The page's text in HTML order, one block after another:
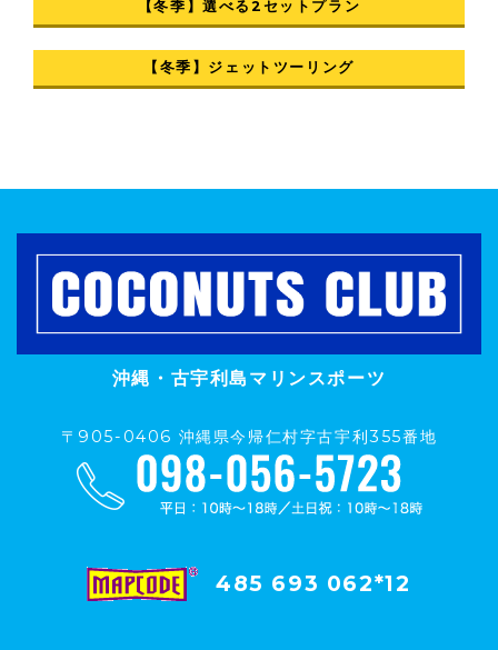
【冬季】選べる2セットプラン
【冬季】ジェットツーリング
沖縄・古宇利島マリンスポーツ
〒905-0406 沖縄県今帰仁村字古宇利355番地
485 693 062*12